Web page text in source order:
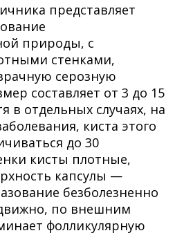
представляет
природы, с
стенками,
серозную
составляет от 3 до 15
в отдельных случаях, на
киста этого
до 30
кисты плотные,
капсулы —
безболезненно
по внешним
фолликулярную